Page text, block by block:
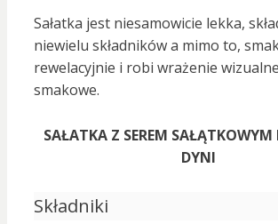
Sałatka jest niesamowicie lekka,
niewielu składników a mimo to,
rewelacyjnie i robi wrażenie
smakowe.
SAŁATKA Z SEREM SAŁĄTKOWYM
DYNI
Składniki